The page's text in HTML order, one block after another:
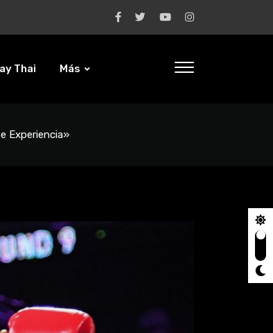
Thai Más
Experiencia»